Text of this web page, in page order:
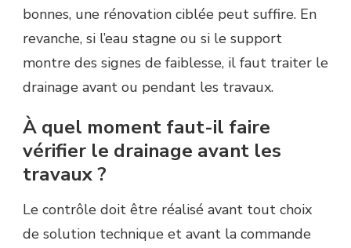
bonnes, une rénovation ciblée peut suffire. En
revanche, si l’eau stagne ou si le support
montre des signes de faiblesse, il faut traiter le
drainage avant ou pendant les travaux.
À quel moment faut-il faire
vérifier le drainage avant les
travaux ?
Le contrôle doit être réalisé avant tout choix
de solution technique et avant la commande